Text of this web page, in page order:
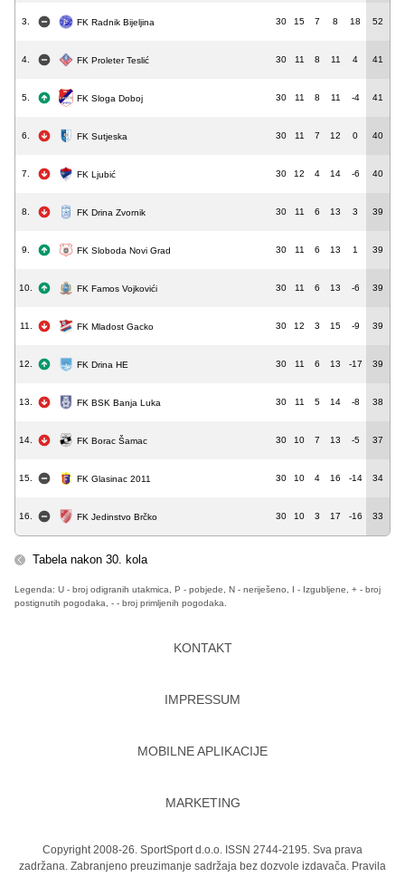
3. FK Radnik Bijeljina 30 15 7 8 18 52
4. FK Proleter Teslić 30 11 8 11 4 41
5. FK Sloga Doboj 30 11 8 11 -4 41
6. FK Sutjeska 30 11 7 12 0 40
7. FK Ljubić 30 12 4 14 -6 40
8. FK Drina Zvornik 30 11 6 13 3 39
9. FK Sloboda Novi Grad 30 11 6 13 1 39
10. FK Famos Vojkovići 30 11 6 13 -6 39
11. FK Mladost Gacko 30 12 3 15 -9 39
12. FK Drina HE 30 11 6 13 -17 39
13. FK BSK Banja Luka 30 11 5 14 -8 38
14. FK Borac Šamac 30 10 7 13 -5 37
15. FK Glasinac 2011 30 10 4 16 -14 34
16. FK Jedinstvo Brčko 30 10 3 17 -16 33
Tabela nakon 30. kola
Legenda: U - broj odigranih utakmica, P - pobjede, N - neriješeno, I - Izgubljene, + - broj
postignutih pogodaka, - - broj primljenih pogodaka.
KONTAKT
IMPRESSUM
MOBILNE APLIKACIJE
MARKETING
Copyright 2008-26. SportSport d.o.o. ISSN 2744-2195. Sva prava
zadržana. Zabranjeno preuzimanje sadržaja bez dozvole izdavača. Pravila